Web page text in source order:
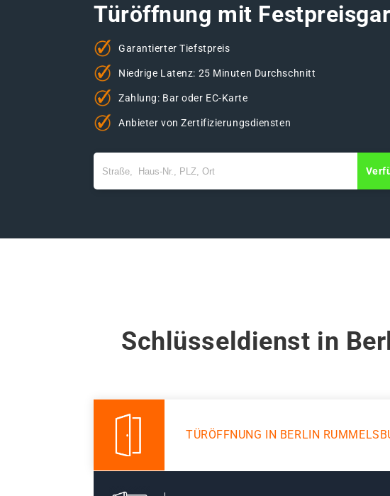
Türöffnung mit
Garantierter Tiefstpreis
Niedrige Latenz: 25 Minuten Durchschnitt
Zahlung: Bar oder EC-Karte
Anbieter von Zertifizierungsdiensten
Schlüsseldienst in
TÜRÖFFNUNG IN BERLIN